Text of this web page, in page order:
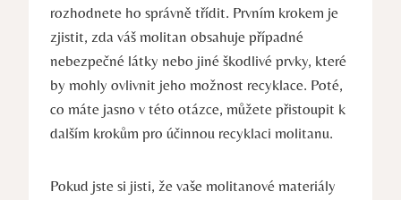
rozhodnete ho správně třídit. Prvním krokem je
zjistit, zda váš molitan obsahuje případné
nebezpečné látky nebo jiné škodlivé prvky, které
by mohly ovlivnit jeho možnost recyklace. Poté,
co máte jasno v této otázce, můžete přistoupit k
dalším krokům pro účinnou recyklaci molitanu.
Pokud jste si jisti, že vaše molitanové materiály